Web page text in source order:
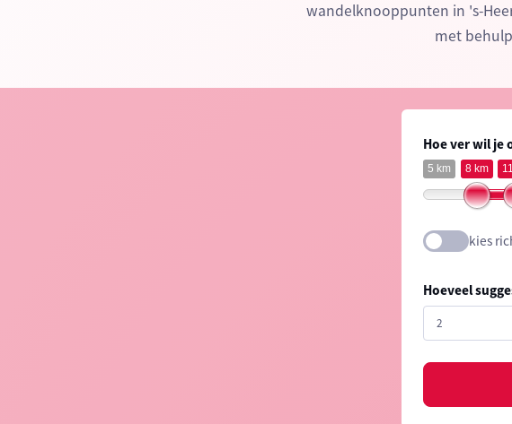
wandelknooppunten in 's-
met
Hoe ver wil je
5 km 8 km
kies
Hoeveel